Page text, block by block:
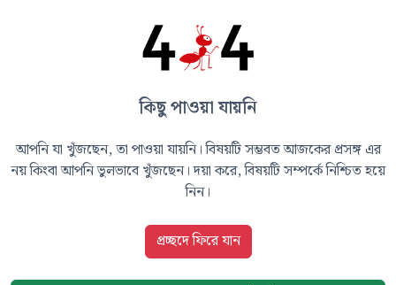
কিছু পাওয়া যায়নি
আপনি যা খুঁজছেন, তা পাওয়া যায়নি। বিষয়টি সম্ভবত আজকের প্রসঙ্গ এর
নয় কিংবা আপনি ভুলভাবে খুঁজছেন। দয়া করে, বিষয়টি সম্পর্কে নিশ্চিত হয়ে
নিন।
প্রচ্ছদে ফিরে যান